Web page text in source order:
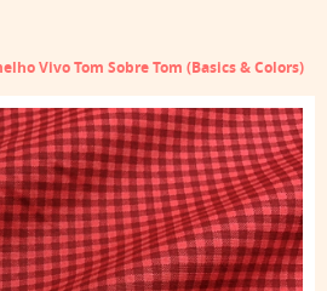
Vivo Tom Sobre Tom (Basics & Colors)